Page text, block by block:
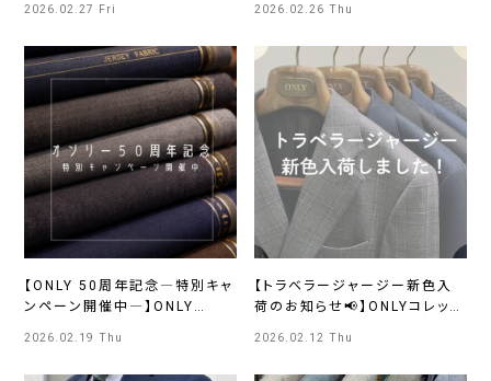
2026.02.27 Fri 2026.02.26 Thu
【ONLY 50周年記念―特別キャ
ンペーン開催中―】ONLY
2026.02.19 Thu
【トラベラージャージー新色入
荷のお知らせ📢】ONLYコレット
2026.02.12 Thu